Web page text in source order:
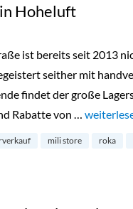
Hoheluft
ist bereits seit 2013
seither mit
findet der große
Rabatte von …
mili store roka